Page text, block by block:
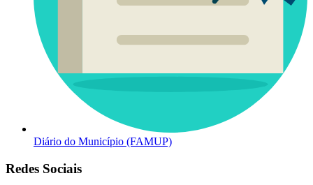
Diário do Município (FAMUP)
Redes Sociais